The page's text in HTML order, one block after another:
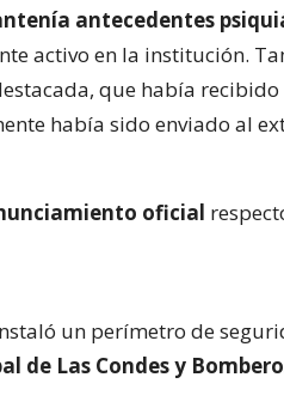
antecedentes
activo en la institución.
que había
había sido enviado al
oficial
un perímetro de
de Las Condes y